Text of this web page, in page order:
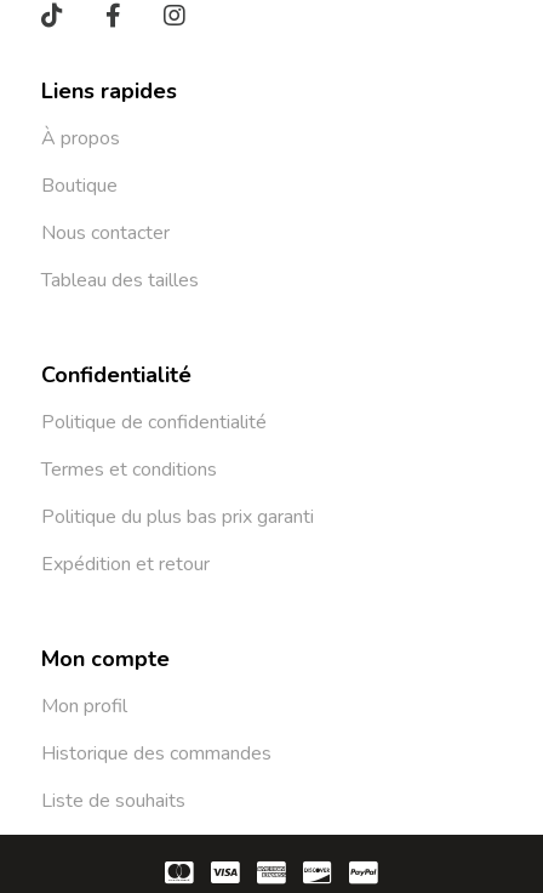
Liens rapides
À propos
Boutique
Nous contacter
Tableau des tailles
Confidentialité
Politique de confidentialité
Termes et conditions
Politique du plus bas prix garanti
Expédition et retour
Mon compte
Mon profil
Historique des commandes
Liste de souhaits